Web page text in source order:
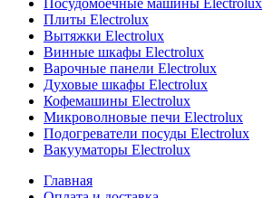
Плиты Electrolux
Вытяжки Electrolux
Винные шкафы Electrolux
Варочные панели Electrolux
Духовые шкафы Electrolux
Кофемашины Electrolux
Микроволновые печи Electrolux
Подогреватели посуды Electrolux
Вакууматоры Electrolux
Главная